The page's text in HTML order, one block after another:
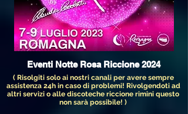
Eventi Notte Rosa Riccione 2024
( Risolgiti solo ai nostri canali per avere sempre
assistenza 24h in caso di problemi! Rivolgendoti ad
altri servizi o alle discoteche riccione rimini questo
non sarà possibile! )